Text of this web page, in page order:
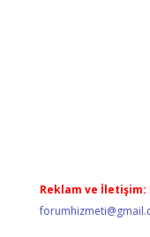
Reklam ve İletişim: